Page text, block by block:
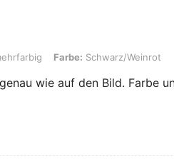
Farbe: Schwarz/Weinrot
Farbe: Schwarz/Weinrot
wie auf den Bild. Farbe